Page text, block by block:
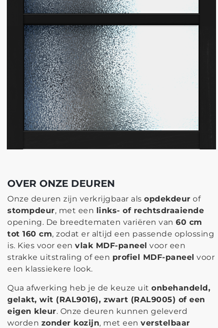
OVER ONZE DEUREN
Onze deuren zijn verkrijgbaar als opdekdeur of
stompdeur, met een links- of rechtsdraaiende
opening. De breedtematen variëren van 60 cm
tot 160 cm, zodat er altijd een passende oplossing
is. Kies voor een vlak MDF-paneel voor een
strakke uitstraling of een profiel MDF-paneel voor
een klassiekere look.
Qua afwerking heb je de keuze uit onbehandeld,
gelakt, wit (RAL9016), zwart (RAL9005) of een
eigen kleur. Onze deuren kunnen geleverd
worden zonder kozijn, met een verstelbaar